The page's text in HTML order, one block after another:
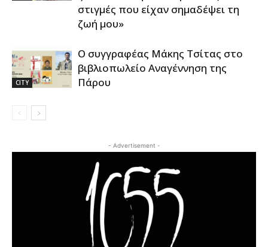
στιγμές που είχαν σημαδέψει τη
ζωή μου»
CITY
Ο συγγραφέας Μάκης Τσίτας στο
βιβλιοπωλείο Αναγέννηση της
Πάρου
- Advertisement -